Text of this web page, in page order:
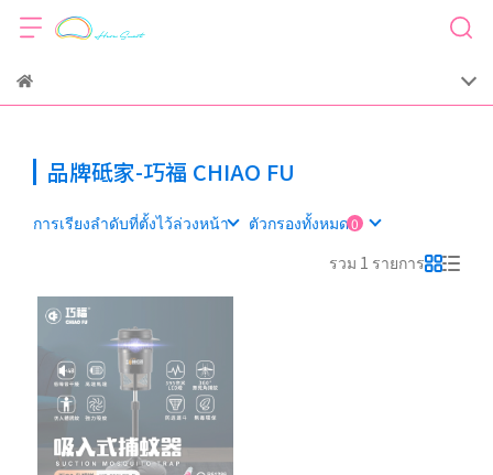
品牌砥家-巧福 CHIAO FU
การเรียงลำดับที่ตั้งไว้ล่วงหน้า
ตัวกรองทั้งหมด
รวม 1 รายการ